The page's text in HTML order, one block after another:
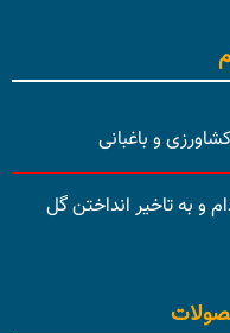
و باغبانی
و به تاخیر انداختن گل